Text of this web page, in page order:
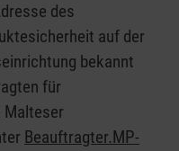
von Malteser
der
durch das
und
des
auf der
bekannt
für
Malteser
Beauftragter.MP-